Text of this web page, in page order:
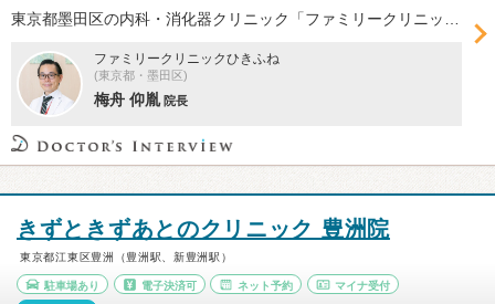
ファミリークリニックひきふね
(東京都・墨田区)
梅舟 仰胤 院長
きずときずあとのクリニック 豊洲院
東京都江東区豊洲（豊洲駅、新豊洲駅）
駐車場あり 電子決済可 ネット予約 マイナ受付